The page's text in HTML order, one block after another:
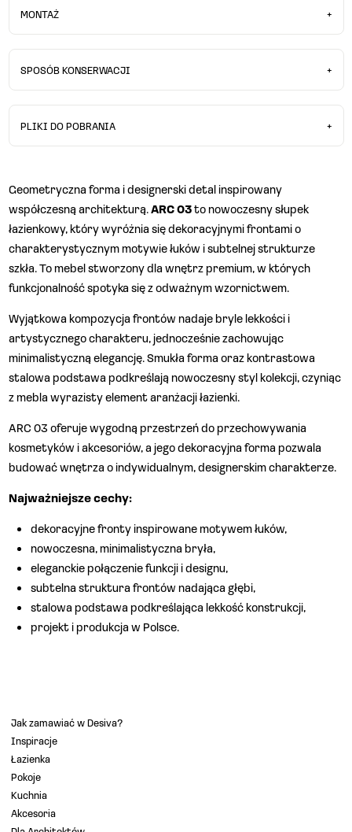
Możesz być pewny, że każdy z naszych mebli, który dostaniesz będzie
zrobiony specjalnie dla Ciebie. Masz możliwość wybrać kolor,
wykończenie. Dlatego standardowy czas dostawy zajmuje nam od 5
do 8 tygodni.
Dostawa obejmuje dostawę bezpośrednio na wskazany adres.
Zabezpieczony mebel dostarczany jest na palecie. Kurier nie wnosi
wykonywany jest telefon z informacją o dostawie. Za dodatkową
dopłatą, można wskazać konkretny zakres godzin dostawy lub
wykupić usługę wniesienia. W tym celu, po założeniu zamówienia,
prosimy o przesłanie e-maila z tą informacją z podanym numerem
zamówienia: biuro@desiva.pl
MONTAŻ
montażu.
SPOSÓB KONSERWACJI
PLIKI DO POBRANIA
Geometryczna forma i designerski detal inspirowany
współczesną architekturą.ARC 03to nowoczesny słupek
łazienkowy, który wyróżnia się dekoracyjnymi frontami o
charakterystycznym motywie łuków i subtelnej strukturze
szkła. To mebel stworzony dla wnętrz premium, w których
funkcjonalność spotyka się z odważnym wzornictwem.
Wyjątkowa kompozycja frontów nadaje bryle lekkości i
artystycznego charakteru, jednocześnie zachowując
minimalistyczną elegancję. Smukła forma oraz kontrastowa
stalowa podstawa podkreślają nowoczesny styl kolekcji, czyniąc
z mebla wyrazisty element aranżacji łazienki.
ARC 03 oferuje wygodną przestrzeń do przechowywania
kosmetyków i akcesoriów, a jego dekoracyjna forma pozwala
budować wnętrza o indywidualnym, designerskim charakterze.
Najważniejsze cechy:
dekoracyjne fronty inspirowane motywem łuków,
nowoczesna, minimalistyczna bryła,
eleganckie połączenie funkcji i designu,
subtelna struktura frontów nadająca głębi,
stalowa podstawa podkreślająca lekkość konstrukcji,
projekt i produkcja w Polsce.
Jak zamawiać w Desiva?
Inspiracje
Łazienka
Pokoje
Kuchnia
Akcesoria